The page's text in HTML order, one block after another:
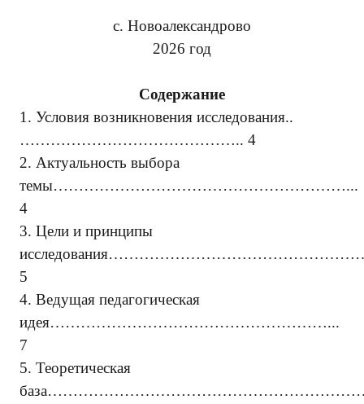
с. Новоалександрово
2026 год
Содержание
1. Условия возникновения исследования..
…………………………………….. 4
2. Актуальность выбора
темы…………………………………………………...
4
3. Цели и принципы
исследования
5
4. Ведущая педагогическая
идея………………………………………………...
7
5. Теоретическая
база